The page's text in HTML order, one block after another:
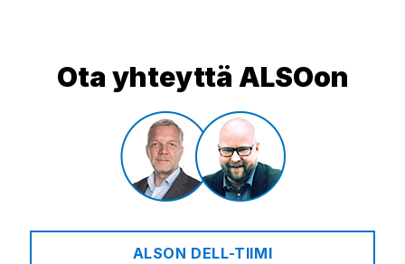
Ota yhteyttä ALSOon
ALSON DELL-TIIMI